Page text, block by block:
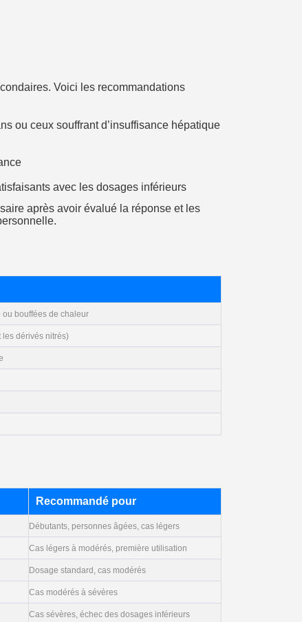
Voici les recommandations
ou ceux souffrant d’insuffisance hépatique
avec les dosages inférieurs
après avoir évalué la réponse et les
ou bouffées de chaleur
les dérivés nitrés)
Recommandé pour
Débutants, personnes âgées, cas légers
Cas légers à modérés, première utilisation
Dosage standard, cas modérés
Cas modérés à sévères
Cas sévères, échec des dosages inférieurs